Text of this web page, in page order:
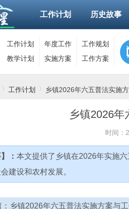
工作计划 历史故事
工作计划 年度工作
工作规划
教学计划
实施方案 工作方案
工作计划 乡镇2026年六五普法实施
乡镇2026
时间：
： 本文提供了乡镇在2026年实施
建设和农村发展。
：乡镇2026年六五普法实施方案与工